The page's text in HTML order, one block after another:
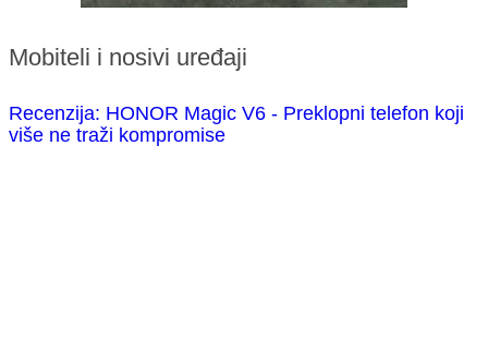
Mobiteli i nosivi uređaji
Recenzija: HONOR Magic V6 - Preklopni telefon koji
više ne traži kompromise